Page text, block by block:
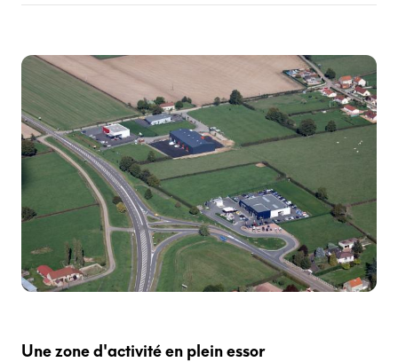
Une zone d'activité en plein essor